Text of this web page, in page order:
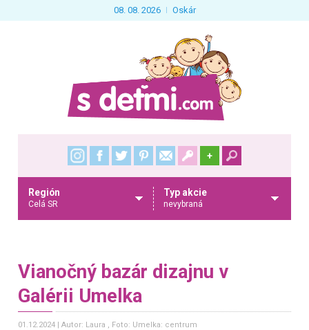
08. 08. 2026 Oskár
+
Región
Celá SR
Typ akcie
nevybraná
Vianočný bazár dizajnu v
Galérii Umelka
01.12.2024 Autor: Laura , Foto: Umelka: centrum